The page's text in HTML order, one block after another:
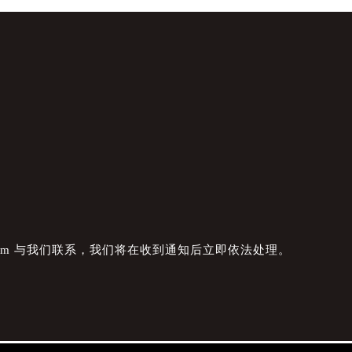
与我们联系，我们将在收到通知后立即依法处理。